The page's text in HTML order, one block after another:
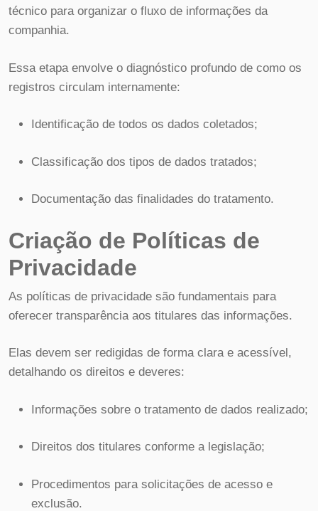
técnico para organizar o fluxo de informações da
companhia.
Essa etapa envolve o diagnóstico profundo de como os
registros circulam internamente:
Identificação de todos os dados coletados;
Classificação dos tipos de dados tratados;
Documentação das finalidades do tratamento.
Criação de Políticas de
Privacidade
As políticas de privacidade são fundamentais para
oferecer transparência aos titulares das informações.
Elas devem ser redigidas de forma clara e acessível,
detalhando os direitos e deveres:
Informações sobre o tratamento de dados realizado;
Direitos dos titulares conforme a legislação;
Procedimentos para solicitações de acesso e
exclusão.